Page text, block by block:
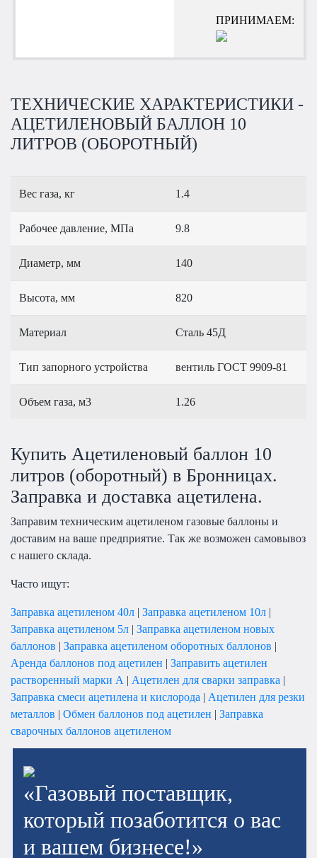
ПРИНИМАЕМ:
ТЕХНИЧЕСКИЕ ХАРАКТЕРИСТИКИ -
АЦЕТИЛЕНОВЫЙ БАЛЛОН 10
ЛИТРОВ (ОБОРОТНЫЙ)
Вес газа, кг 1.4
Рабочее давление, МПа 9.8
Диаметр, мм 140
Высота, мм 820
Материал Сталь 45Д
Тип запорного устройства вентиль ГОСТ 9909-81
Объем газа, м3 1.26
Купить Ацетиленовый баллон 10
литров (оборотный) в Бронницах.
Заправка и доставка ацетилена.
Заправим техническим ацетиленом газовые баллоны и
доставим на ваше предприятие. Так же возможен самовывоз
с нашего склада.
Часто ищут:
Заправка ацетиленом 40л | Заправка ацетиленом 10л |
Заправка ацетиленом 5л | Заправка ацетиленом новых
баллонов | Заправка ацетиленом оборотных баллонов |
Аренда баллонов под ацетилен | Заправить ацетилен
растворенный марки А | Ацетилен для сварки заправка |
Заправка смеси ацетилена и кислорода | Ацетилен для резки
металлов | Обмен баллонов под ацетилен | Заправка
сварочных баллонов ацетиленом
«Газовый поставщик,
который позаботится о вас
и вашем бизнесе!»